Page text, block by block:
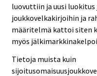
luovuttiin ja uusi luokitus
joukkovelkakirjoihin ja
määritelmä kattoi siten
myös
Tietoja muista kuin